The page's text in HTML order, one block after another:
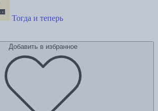
Тогда и теперь
Добавить в избранное